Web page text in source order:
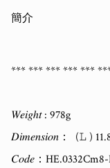
簡介
*** *** *** *** ***
𝑊𝑒𝑖𝑔ℎ𝑡 : 978g
𝐷𝑖𝑚𝑒𝑛𝑠𝑖𝑜𝑛：  (𝙻 )
𝐶𝑜𝑑𝑒：